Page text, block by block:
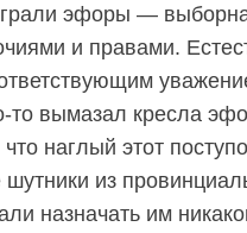
эфоры —
и правами.
то вымазал кресла
наглый этот
из
назначать им